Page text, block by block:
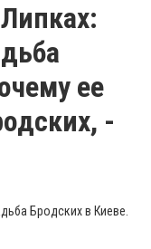
ее
-
Бродских в Киеве.